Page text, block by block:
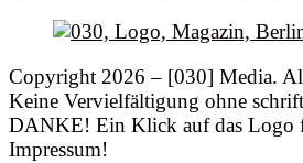
Copyright 2026 – [030] Media.
Keine Vervielfältigung ohne
DANKE! Ein Klick auf das Logo
Impressum!